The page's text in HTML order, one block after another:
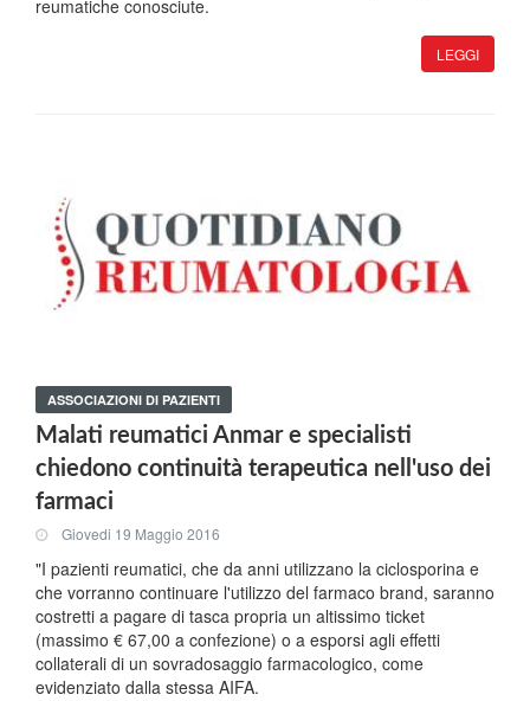
reumatiche conosciute.
LEGGI
ASSOCIAZIONI DI PAZIENTI
Malati reumatici Anmar e specialisti
chiedono continuità terapeutica nell'uso dei
farmaci
Giovedi 19 Maggio 2016
"I pazienti reumatici, che da anni utilizzano la ciclosporina e
che vorranno continuare l'utilizzo del farmaco brand, saranno
costretti a pagare di tasca propria un altissimo ticket
(massimo € 67,00 a confezione) o a esporsi agli effetti
collaterali di un sovradosaggio farmacologico, come
evidenziato dalla stessa AIFA.